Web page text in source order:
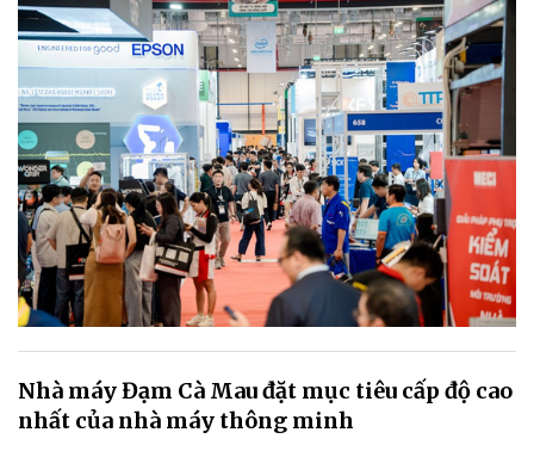
Nhà máy Đạm Cà Mau đặt mục tiêu cấp độ cao
nhất của nhà máy thông minh